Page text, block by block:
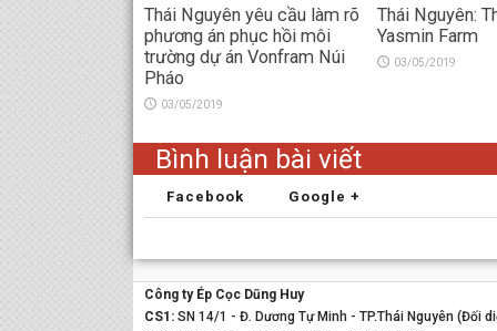
Thái Nguyên yêu cầu làm rõ
phương án phục hồi môi
trường dự án Vonfram Núi
Pháo
03/05/2019
Thái Nguyên:
Yasmin Farm
03/05/2019
Bình luận bài viết
Facebook Google +
Công ty Ép Cọc Dũng Huy
CS1: SN 14/1 - Đ. Dương Tự Minh - TP.Thái Nguyên (Đối